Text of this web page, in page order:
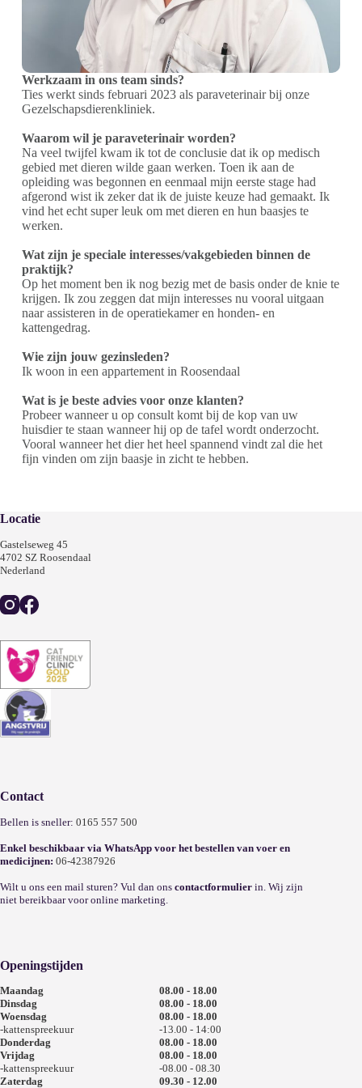
Werkzaam in ons team sinds?
Ties werkt sinds februari 2023 als paraveterinair bij onze
Gezelschapsdierenkliniek.
Waarom wil je paraveterinair worden?
Na veel twijfel kwam ik tot de conclusie dat ik op medisch
gebied met dieren wilde gaan werken. Toen ik aan de
opleiding was begonnen en eenmaal mijn eerste stage had
afgerond wist ik zeker dat ik de juiste keuze had gemaakt. Ik
vind het echt super leuk om met dieren en hun baasjes te
werken.
Wat zijn je speciale interesses/vakgebieden binnen de
praktijk?
Op het moment ben ik nog bezig met de basis onder de knie te
krijgen. Ik zou zeggen dat mijn interesses nu vooral uitgaan
naar assisteren in de operatiekamer en honden- en
kattengedrag.
Wie zijn jouw gezinsleden?
Ik woon in een appartement in Roosendaal
Wat is je beste advies voor onze klanten?
Probeer wanneer u op consult komt bij de kop van uw
huisdier te staan wanneer hij op de tafel wordt onderzocht.
Vooral wanneer het dier het heel spannend vindt zal die het
fijn vinden om zijn baasje in zicht te hebben.
Locatie
Gastelseweg 45
4702 SZ Roosendaal
Nederland
Contact
Bellen is sneller: 0165 557 500
Enkel beschikbaar via WhatsApp voor het bestellen van voer en
medicijnen: 06-42387926
Wilt u ons een mail sturen? Vul dan ons contactformulier in. Wij zijn
niet bereikbaar voor online marketing.
Openingstijden
Maandag
Dinsdag
Woensdag
-kattenspreekuur
Donderdag
Vrijdag
-kattenspreekuur
Zaterdag
08.00 - 18.00
08.00 - 18.00
08.00 - 18.00
-13.00 - 14:00
08.00 - 18.00
08.00 - 18.00
-08.00 - 08.30
09.30 - 12.00